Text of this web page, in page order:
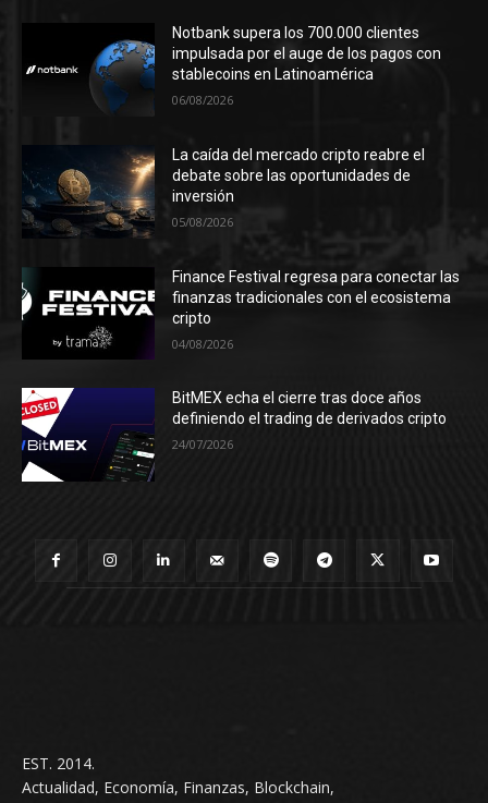
Notbank supera los 700.000 clientes
impulsada por el auge de los pagos con
stablecoins en Latinoamérica
06/08/2026
La caída del mercado cripto reabre el
debate sobre las oportunidades de
inversión
05/08/2026
Finance Festival regresa para conectar las
finanzas tradicionales con el ecosistema
cripto
04/08/2026
BitMEX echa el cierre tras doce años
definiendo el trading de derivados cripto
24/07/2026
EST. 2014.
Actualidad, Economía, Finanzas, Blockchain,